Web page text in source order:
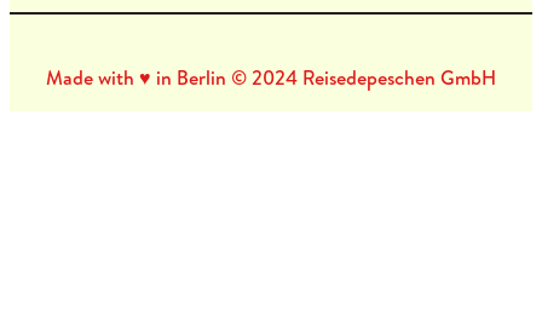
Made with ♥ in Berlin © 2024 Reisedepeschen GmbH